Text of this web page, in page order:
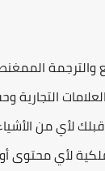
والترجمة
التجارية
لأي من
لأي محتوى